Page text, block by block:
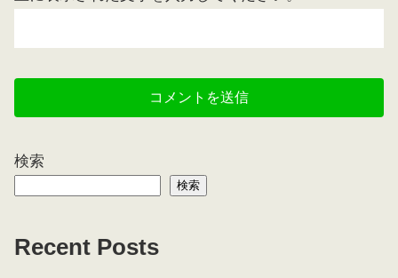
検索
検索
Recent Posts